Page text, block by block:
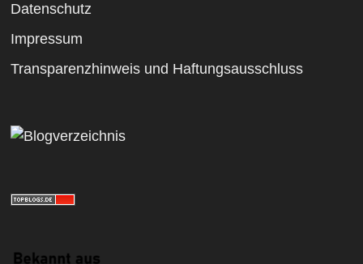
Datenschutz
Impressum
Transparenzhinweis und Haftungsausschluss